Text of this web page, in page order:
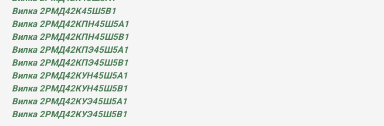
Вилка 2РМД42К45Ш5В1
Вилка 2РМД42КПН45Ш5А1
Вилка 2РМД42КПН45Ш5В1
Вилка 2РМД42КПЭ45Ш5А1
Вилка 2РМД42КПЭ45Ш5В1
Вилка 2РМД42КУН45Ш5А1
Вилка 2РМД42КУН45Ш5В1
Вилка 2РМД42КУЭ45Ш5А1
Вилка 2РМД42КУЭ45Ш5В1